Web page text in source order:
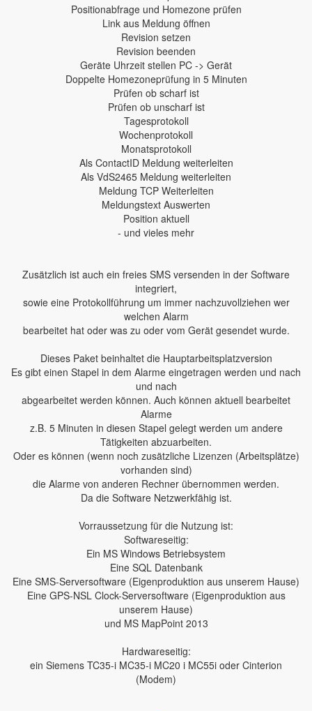
Positionabfrage und Homezone prüfen
Link aus Meldung öffnen
Revision setzen
Revision beenden
Geräte Uhrzeit stellen PC -> Gerät
Doppelte Homezoneprüfung in 5 Minuten
Prüfen ob scharf ist
Prüfen ob unscharf ist
Tagesprotokoll
Wochenprotokoll
Monatsprotokoll
Als ContactID Meldung weiterleiten
Als VdS2465 Meldung weiterleiten
Meldung TCP Weiterleiten
Meldungstext Auswerten
Position aktuell
- und vieles mehr
Zusätzlich ist auch ein freies SMS versenden in der Software
integriert,
sowie eine Protokollführung um immer nachzuvollziehen wer
welchen Alarm
bearbeitet hat oder was zu oder vom Gerät gesendet wurde.
Dieses Paket beinhaltet die Hauptarbeitsplatzversion
Es gibt einen Stapel in dem Alarme eingetragen werden und nach
und nach
abgearbeitet werden können. Auch können aktuell bearbeitet
Alarme
z.B. 5 Minuten in diesen Stapel gelegt werden um andere
Tätigkeiten abzuarbeiten.
Oder es können (wenn noch zusätzliche Lizenzen (Arbeitsplätze)
vorhanden sind)
die Alarme von anderen Rechner übernommen werden.
Da die Software Netzwerkfähig ist.
Vorraussetzung für die Nutzung ist:
Softwareseitig:
Ein MS Windows Betriebsystem
Eine SQL Datenbank
Eine SMS-Serversoftware (Eigenproduktion aus unserem Hause)
Eine GPS-NSL Clock-Serversoftware (Eigenproduktion aus
unserem Hause)
und MS MapPoint 2013
Hardwareseitig:
ein Siemens TC35-i MC35-i MC20 i MC55i oder Cinterion
(Modem)